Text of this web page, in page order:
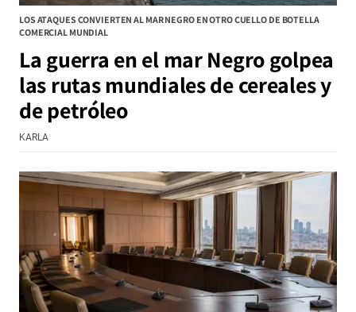
LOS ATAQUES CONVIERTEN AL MAR NEGRO EN OTRO CUELLO DE BOTELLA
COMERCIAL MUNDIAL
La guerra en el mar Negro golpea
las rutas mundiales de cereales y
de petróleo
KARLA